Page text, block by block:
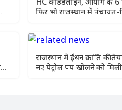
फिर भी राजस्थान में पंचायत-
राजस्थान में ईंधन क्रांति की
नए पेट्रोल पंप खोलने को